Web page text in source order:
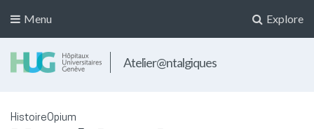
Explore
Menu
Atelier@ntalgiques
HistoireOpium